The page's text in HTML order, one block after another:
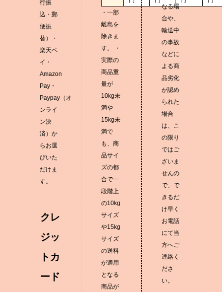
行振
込・郵
便振
替）・
楽天ペ
イ・
Amazon
Pay・
Paypay（オ
ンライ
ン決
済）か
らお選
びいた
だけま
す。
クレ
ジッ
トカ
ード
・一部
離島を
除きま
す。 ・
実際の
商品重
量が
10kg未
満や
15kg未
満で
も、商
品サイ
ズの都
合で一
段階上
の10kg
サイズ
や15kg
サイズ
の送料
が適用
となる
商品が
なる場
合や、
輸送中
の事故
などに
よる商
品劣化
が認め
られた
場合
は、こ
の限り
ではご
ざいま
せんの
で、で
きるだ
け早く
お電話
にて当
方へご
連絡く
ださ
い。